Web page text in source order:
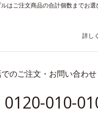
はご注文商品の合計個数までお選
詳し
のご注文・お問い合わせ
0120-010-